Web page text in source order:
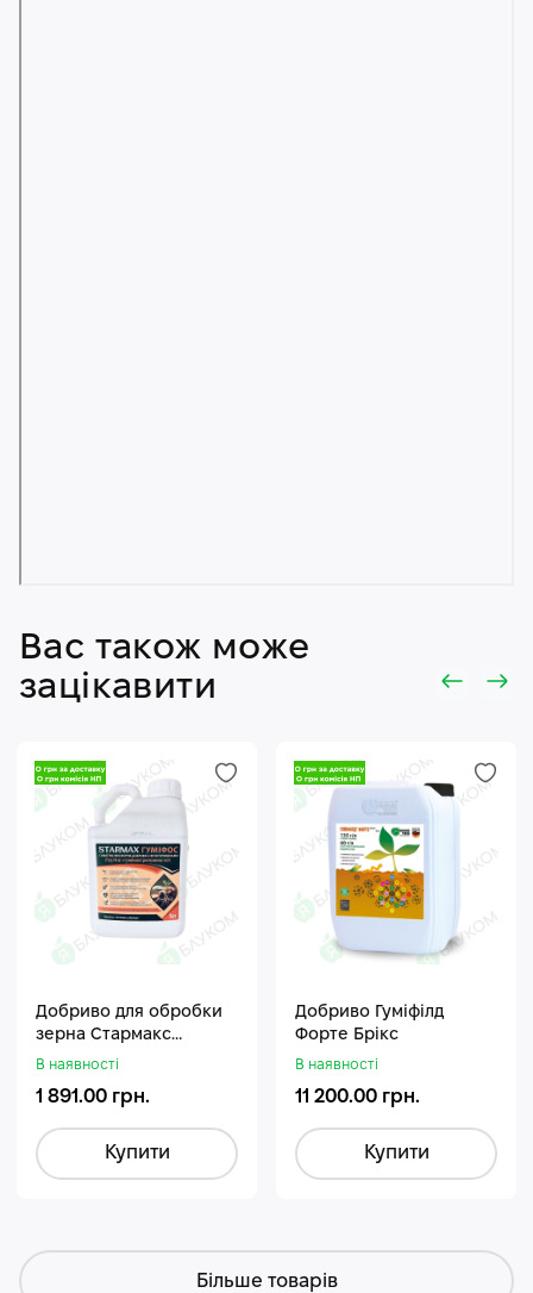
Вас також може
зацікавити
Добриво для обробки
зерна Стармакс
Гуміфос
В наявності
1 891.00 грн.
Купити
Добриво Гуміфілд
Форте Брікс
В наявності
11 200.00 грн.
Купити
Більше товарів